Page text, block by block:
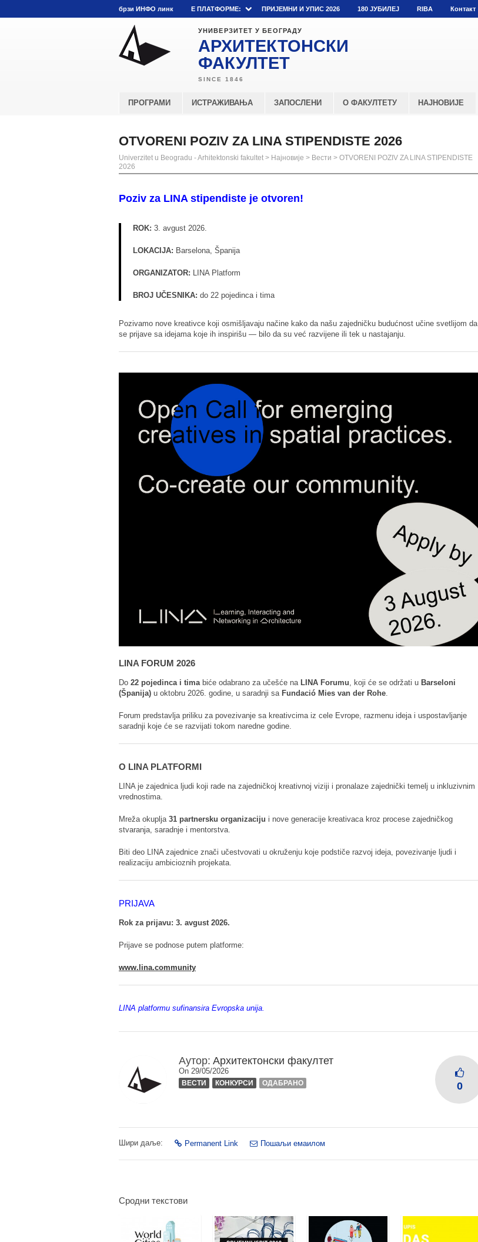
брзи ИНФО линк E ПЛАТФОРМЕ: ПРИЈЕМНИ И УПИС 2026 180 ЈУБИЛЕЈ RIBA Контакт
УНИВЕРЗИТЕТ У БЕОГРАДУ
АРХИТЕКТОНСКИ
ФАКУЛТЕТ
ПРОГРАМИ ИСТРАЖИВАЊА ЗАПОСЛЕНИ О ФАКУЛТЕТУ НАЈНОВИЈЕ
OTVORENI POZIV ZA LINA STIPENDISTE 2026
Univerzitet u Beogradu - Arhitektonski fakultet > Најновије > Вести > OTVORENI POZIV ZA LINA STIPENDISTE
2026
Poziv za LINA stipendiste je otvoren!
ROK: 3. avgust 2026.
LOKACIJA: Barselona, Španija
ORGANIZATOR: LINA Platform
BROJ UČESNIKA: do 22 pojedinca i tima
Pozivamo nove kreativce koji osmišljavaju načine kako da našu zajedničku budućnost učine svetlijom da
se prijave sa idejama koje ih inspirišu — bilo da su već razvijene ili tek u nastajanju.
LINA FORUM 2026
Do 22 pojedinca i timabiće odabrano za učešće na LINA Forumu, koji će se održati u Barseloni
(Španija) u oktobru 2026. godine, u saradnji sa Fundació Mies van der Rohe.
Forum predstavlja priliku za povezivanje sa kreativcima iz cele Evrope, razmenu ideja i uspostavljanje
saradnji koje će se razvijati tokom naredne godine.
O LINA PLATFORMI
LINA je zajednica ljudi koji rade na zajedničkoj kreativnoj viziji i pronalaze zajednički temelj u inkluzivnim
vrednostima.
Mreža okuplja 31 partnersku organizaciju i nove generacije kreativaca kroz procese zajedničkog
stvaranja, saradnje i mentorstva.
Biti deo LINA zajednice znači učestvovati u okruženju koje podstiče razvoj ideja, povezivanje ljudi i
realizaciju ambicioznih projekata.
PRIJAVA
Rok za prijavu: 3. avgust 2026.
Prijave se podnose putem platforme:
www.lina.community
LINA platformu sufinansira Evropska unija.
Аутор: Архитектонски факултет
On 29/05/2026
ВЕСТИ КОНКУРСИ ОДАБРАНО 0
Шири даље: Permanent Link Пошаљи емаилом
Сродни текстови